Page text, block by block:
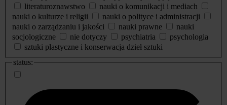
literaturoznawstwo
nauki o komunikacji i mediach
nauki o kulturze i religii
nauki o polityce i administracji
nauki o zarządzaniu i jakości
nauki prawne
nauki
socjologiczne
nie dotyczy psychiatria
psychologia
sztuki plastyczne i konserwacja dzieł sztuki
status: